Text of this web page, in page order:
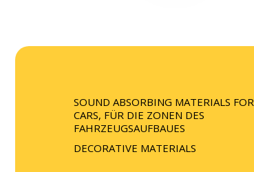
SOUND ABSORBING MATERIALS FOR
CARS, FÜR DIE ZONEN DES
FAHRZEUGSAUFBAUES
DECORATIVE MATERIALS